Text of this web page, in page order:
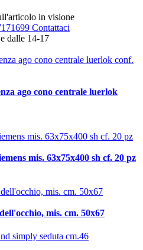
in visione
Contattaci
dalle 14-17
ago cono centrale luerlok
mis. 63x75x400 sh cf. 20 pz
mis. cm. 50x67